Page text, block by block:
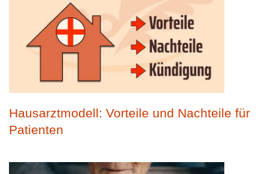
Hausarztmodell: Vorteile und Nachteile für
Patienten